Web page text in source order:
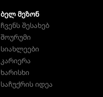
ᲑᲔᲚ ᲛᲔᲖᲝᲜ
ჩვენს შესახებ
შოურუმი
სიახლეები
კარიერა
ხარისხი
საჩუქრის იდეა